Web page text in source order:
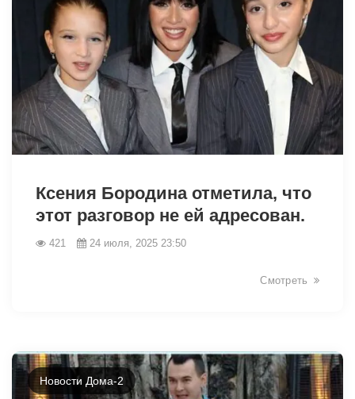
Ксения Бородина отметила, что
этот разговор не ей адресован.
421 24 июля, 2025 23:50
Смотреть
Новости Дома-2